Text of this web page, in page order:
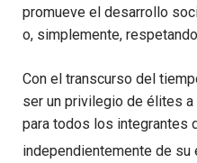
promueve el desarrollo
o, simplemente,
Con el transcurso del
ser un privilegio de élites
para todos los integrantes
independientemente de su